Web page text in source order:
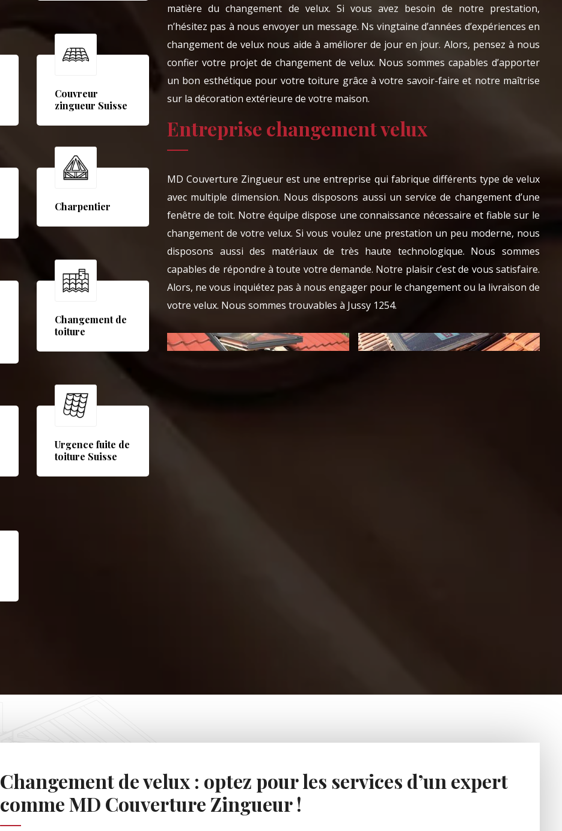
Couvreur
zingueur Suisse
Charpentier
Changement de
toiture
Urgence fuite de
toiture Suisse
matière du changement de velux. Si vous avez besoin de notre prestation,
n’hésitez pas à nous envoyer un message. Ns vingtaine d’années d’expériences en
changement de velux nous aide à améliorer de jour en jour. Alors, pensez à nous
confier votre projet de changement de velux. Nous sommes capables d’apporter
un bon esthétique pour votre toiture grâce à votre savoir-faire et notre maîtrise
sur la décoration extérieure de votre maison.
Entreprise changement velux
MD Couverture Zingueur est une entreprise qui fabrique différents type de velux
avec multiple dimension. Nous disposons aussi un service de changement d’une
fenêtre de toit. Notre équipe dispose une connaissance nécessaire et fiable sur le
changement de votre velux. Si vous voulez une prestation un peu moderne, nous
disposons aussi des matériaux de très haute technologique. Nous sommes
capables de répondre à toute votre demande. Notre plaisir c’est de vous satisfaire.
Alors, ne vous inquiétez pas à nous engager pour le changement ou la livraison de
votre velux. Nous sommes trouvables à Jussy 1254.
Changement de velux : optez pour les services d’un expert
comme MD Couverture Zingueur !